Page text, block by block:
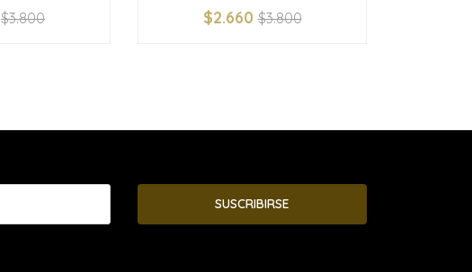
+
$3.800 +
$2.660 $3.800
SUSCRIBIRSE